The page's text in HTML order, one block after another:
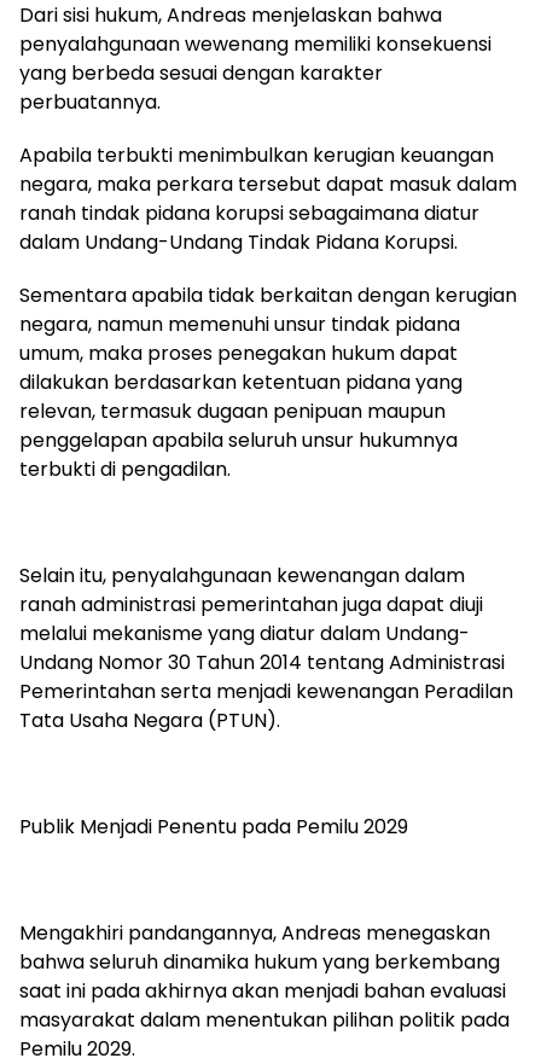
Dari sisi hukum, Andreas menjelaskan bahwa
penyalahgunaan wewenang memiliki konsekuensi
yang berbeda sesuai dengan karakter
perbuatannya.
Apabila terbukti menimbulkan kerugian keuangan
negara, maka perkara tersebut dapat masuk dalam
ranah tindak pidana korupsi sebagaimana diatur
dalam Undang-Undang Tindak Pidana Korupsi.
Sementara apabila tidak berkaitan dengan kerugian
negara, namun memenuhi unsur tindak pidana
umum, maka proses penegakan hukum dapat
dilakukan berdasarkan ketentuan pidana yang
relevan, termasuk dugaan penipuan maupun
penggelapan apabila seluruh unsur hukumnya
terbukti di pengadilan.
Selain itu, penyalahgunaan kewenangan dalam
ranah administrasi pemerintahan juga dapat diuji
melalui mekanisme yang diatur dalam Undang-
Undang Nomor 30 Tahun 2014 tentang Administrasi
Pemerintahan serta menjadi kewenangan Peradilan
Tata Usaha Negara (PTUN).
Publik Menjadi Penentu pada Pemilu 2029
Mengakhiri pandangannya, Andreas menegaskan
bahwa seluruh dinamika hukum yang berkembang
saat ini pada akhirnya akan menjadi bahan evaluasi
masyarakat dalam menentukan pilihan politik pada
Pemilu 2029.